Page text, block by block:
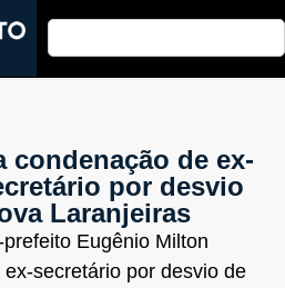
condenação de ex-
por desvio
Laranjeiras
Eugênio Milton
secretário por desvio de